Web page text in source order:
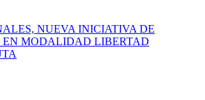
NUEVA INICIATIVA DE
EN MODALIDAD LIBERTAD